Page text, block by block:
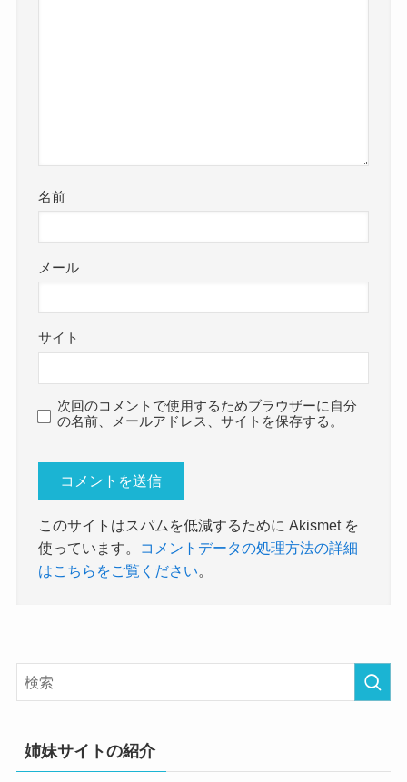
名前
メール
サイト
次回のコメントで使用するためブラウザーに自分
の名前、メールアドレス、サイトを保存する。
このサイトはスパムを低減するために Akismet を
使っています。
コメントデータの処理方法の詳細
はこちらをご覧ください。
姉妹サイトの紹介